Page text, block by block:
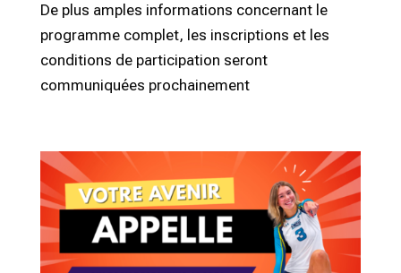
De plus amples informations concernant le
programme complet, les inscriptions et les
conditions de participation seront
communiquées prochainement